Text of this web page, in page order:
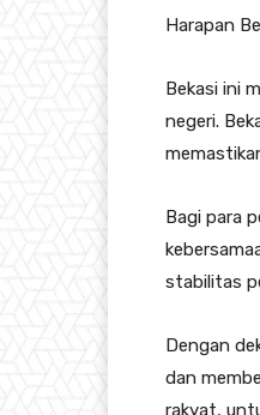
Harapan
Bekasi ini
negeri.
Bagi para
stabilitas
Dengan
dan
rakyat,